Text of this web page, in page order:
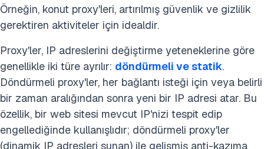
Örneğin, konut proxy'leri, artırılmış güvenlik ve gizlilik
gerektiren aktiviteler için idealdir.
Proxy'ler, IP adreslerini değiştirme yeteneklerine göre
genellikle iki türe ayrılır: döndürmeli ve statik.
Döndürmeli proxy'ler, her bağlantı isteği için veya belirli
bir zaman aralığından sonra yeni bir IP adresi atar. Bu
özellik, bir web sitesi mevcut IP'nizi tespit edip
engellediğinde kullanışlıdır; döndürmeli proxy'ler
(dinamik IP adresleri sunan) ile gelişmiş anti-kazıma